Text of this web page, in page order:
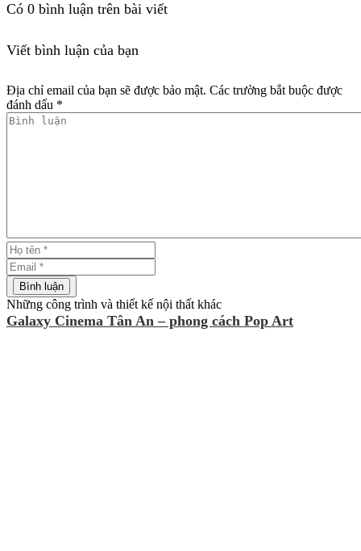
Có 0 bình luận trên bài viết
Viết bình luận của bạn
Địa chỉ email của bạn sẽ được bảo mật. Các trường bắt buộc được
đánh dấu *
Những công trình và thiết kế nội thất khác
Galaxy Cinema Tân An – phong cách Pop Art